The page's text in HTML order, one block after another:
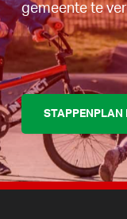
gemeente te
STAPPENPLAN